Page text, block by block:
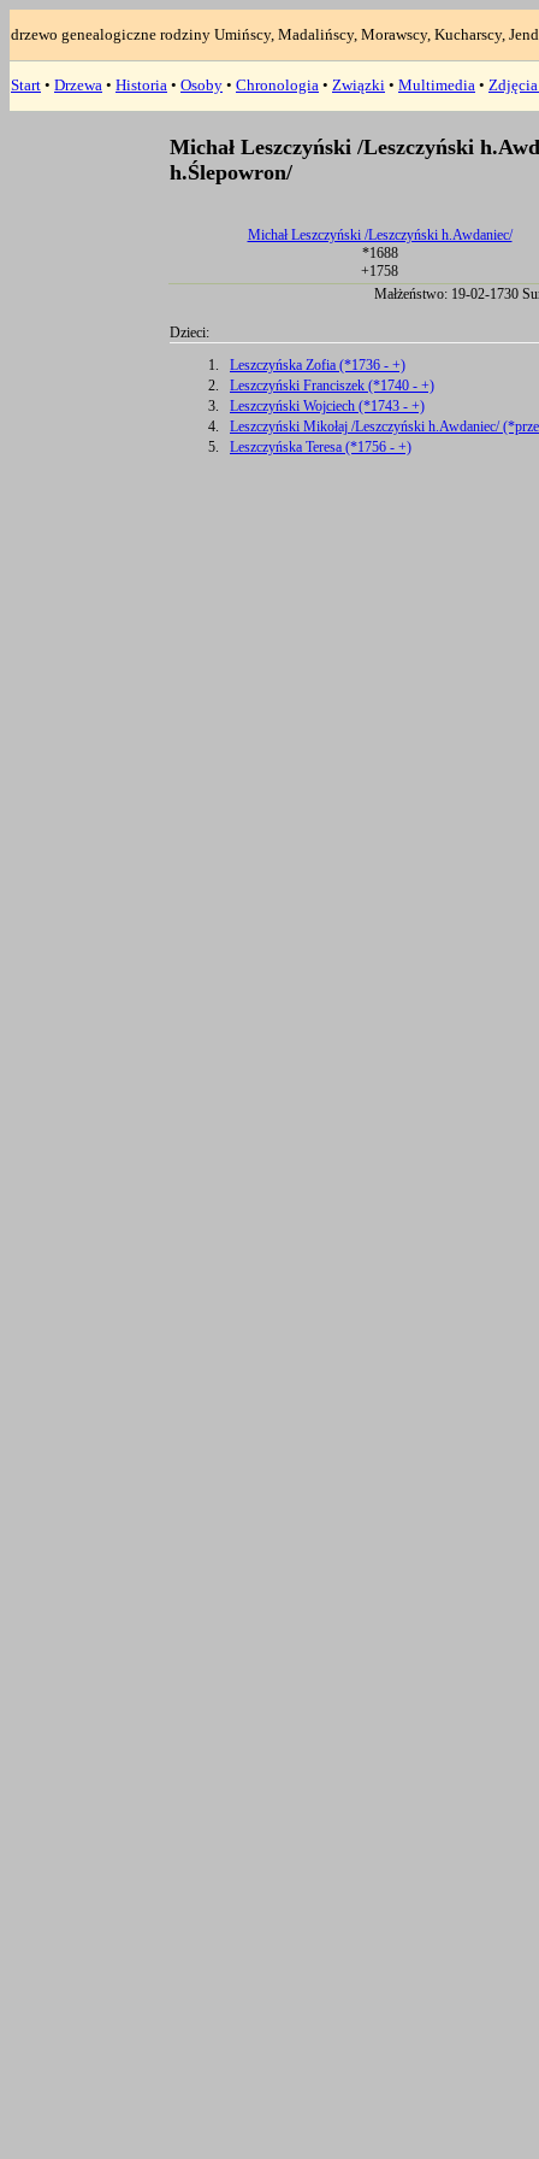
drzewo genealogiczne rodziny Umińscy, Madalińscy, Morawscy, Kucharscy,
Start • Drzewa • Historia • Osoby • Chronologia • Związki • Multimedia •
Michał Leszczyński /Leszczyński
h.Ślepowron/
Michał Leszczyński /Leszczyński h.Awdaniec/
*1688
+1758
Małżeństwo: 19-02-1730
Dzieci:
1.
Leszczyńska Zofia (*1736 - +)
2.
Leszczyński Franciszek (*1740 - +)
3.
Leszczyński Wojciech (*1743 - +)
4.
Leszczyński Mikołaj /Leszczyński h.Awdaniec/
5.
Leszczyńska Teresa (*1756 - +)